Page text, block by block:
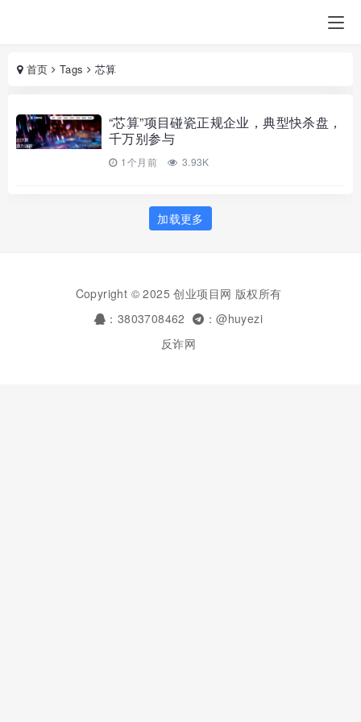
首页 Tags 芯算
“芯算”项目碰瓷正规企业，典型快杀盘，
千万别参与
1个月前 3.93K
加载更多
Copyright © 2025 创业项目网 版权所有
：3803708462
：@huyezi
反诈网